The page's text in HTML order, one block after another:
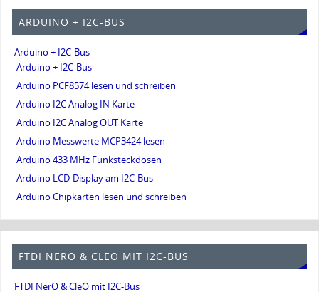
ARDUINO + I2C-BUS
Arduino + I2C-Bus
Arduino + I2C-Bus
Arduino PCF8574 lesen und schreiben
Arduino I2C Analog IN Karte
Arduino I2C Analog OUT Karte
Arduino Messwerte MCP3424 lesen
Arduino 433 MHz Funksteckdosen
Arduino LCD-Display am I2C-Bus
Arduino Chipkarten lesen und schreiben
FTDI NERO & CLEO MIT I2C-BUS
FTDI NerO & CleO mit I2C-Bus